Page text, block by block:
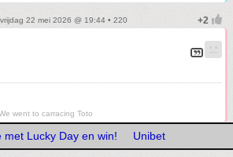
vrijdag 22 mei 2026 @ 19:44 • 220
went to carracing Toto
met Lucky Day en win! Unibet